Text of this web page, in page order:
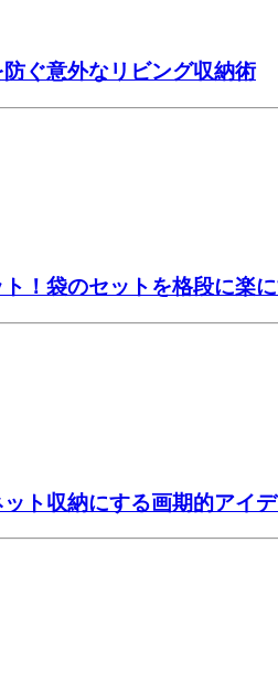
ぐ意外なリビング収納術
！袋のセットを格段に楽
ト収納にする画期的アイ